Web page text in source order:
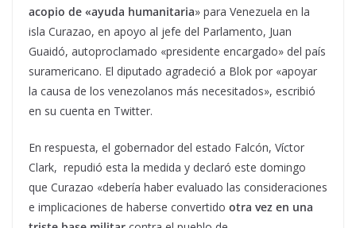
acopio de «ayuda humanitaria» para Venezuela en la
isla Curazao, en apoyo al jefe del Parlamento, Juan
Guaidó, autoproclamado «presidente encargado» del país
suramericano. El diputado agradeció a Blok por «apoyar
la causa de los venezolanos más necesitados», escribió
en su cuenta en Twitter.
En respuesta, el gobernador del estado Falcón, Víctor
Clark, repudió esta la medida y declaró este domingo
que Curazao «debería haber evaluado las consideraciones
e implicaciones de haberse convertido otra vez en una